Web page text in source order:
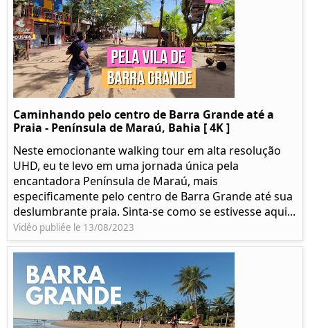
Caminhando pelo centro de Barra Grande até a
Praia - Península de Maraú, Bahia [ 4K ]
Neste emocionante walking tour em alta resolução
UHD, eu te levo em uma jornada única pela
encantadora Península de Maraú, mais
especificamente pelo centro de Barra Grande até sua
deslumbrante praia. Sinta-se como se estivesse aqui...
Vidéo publiée le 13/08/2023